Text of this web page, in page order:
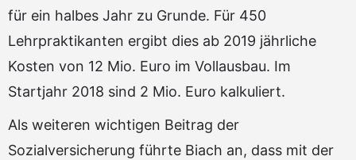
für ein halbes Jahr zu Grunde. Für 450
Lehrpraktikanten ergibt dies ab 2019 jährliche
Kosten von 12 Mio. Euro im Vollausbau. Im
Startjahr 2018 sind 2 Mio. Euro kalkuliert.
Als weiteren wichtigen Beitrag der
Sozialversicherung führte Biach an, dass mit der